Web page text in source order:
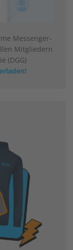
Messenger-
Mitgliedern
(DGG)